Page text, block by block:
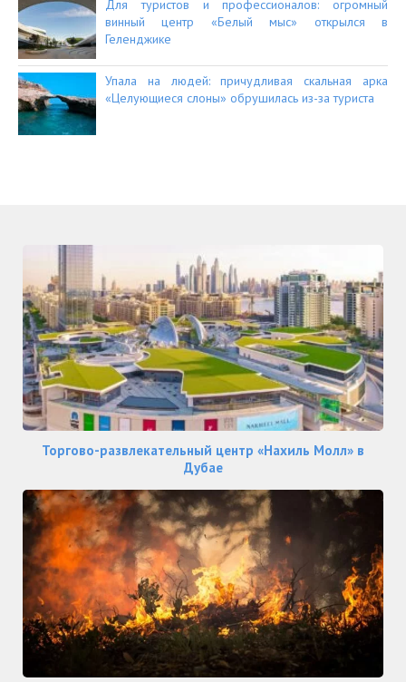
Для туристов и профессионалов: огромный
винный центр «Белый мыс» открылся в
Геленджике
Упала на людей: причудливая скальная арка
«Целующиеся слоны» обрушилась из-за туриста
Торгово-развлекательный центр «Нахиль Молл» в
Дубае